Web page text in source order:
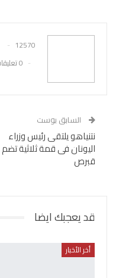
12570 المشاركات
0 تعليقات
السابق بوست
نتنياهو يلتقى رئيس وزراء
اليونان فى قمة ثلاثية تضم
قبرص
قد يعجبك ايضا
أخر الأخبار